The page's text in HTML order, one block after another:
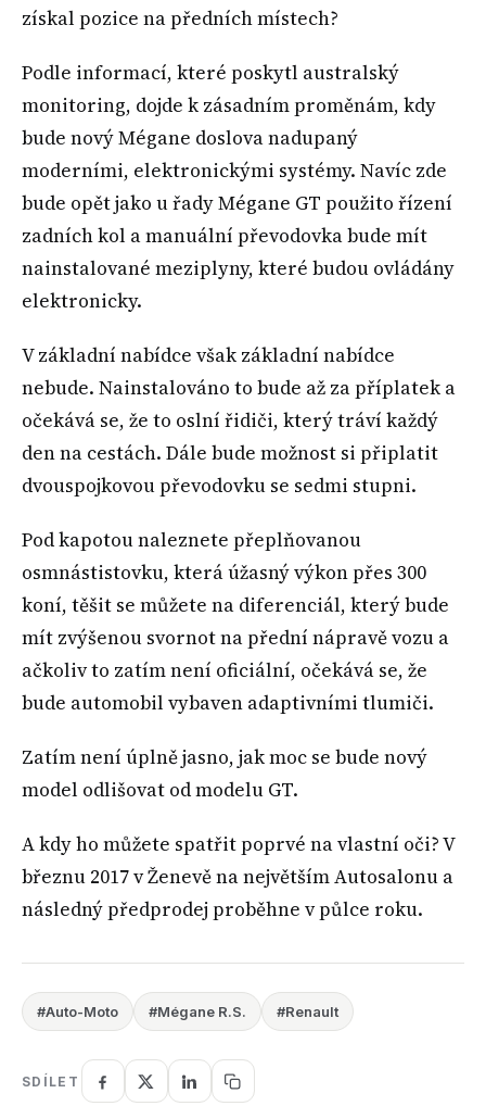
získal pozice na předních místech?
Podle informací, které poskytl australský
monitoring, dojde k zásadním proměnám, kdy
bude nový Mégane doslova nadupaný
moderními, elektronickými systémy. Navíc zde
bude opět jako u řady Mégane GT použito řízení
zadních kol a manuální převodovka bude mít
nainstalované meziplyny, které budou ovládány
elektronicky.
V základní nabídce však základní nabídce
nebude. Nainstalováno to bude až za příplatek a
očekává se, že to oslní řidiči, který tráví každý
den na cestách. Dále bude možnost si připlatit
dvouspojkovou převodovku se sedmi stupni.
Pod kapotou naleznete přeplňovanou
osmnástistovku, která úžasný výkon přes 300
koní, těšit se můžete na diferenciál, který bude
mít zvýšenou svornot na přední nápravě vozu a
ačkoliv to zatím není oficiální, očekává se, že
bude automobil vybaven adaptivními tlumiči.
Zatím není úplně jasno, jak moc se bude nový
model odlišovat od modelu GT.
A kdy ho můžete spatřit poprvé na vlastní oči? V
březnu 2017 v Ženevě na největším Autosalonu a
následný předprodej proběhne v půlce roku.
#Auto-Moto #Mégane R.S. #Renault
SDÍLET